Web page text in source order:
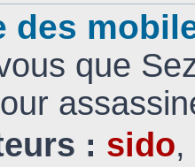
des
que
: sido,